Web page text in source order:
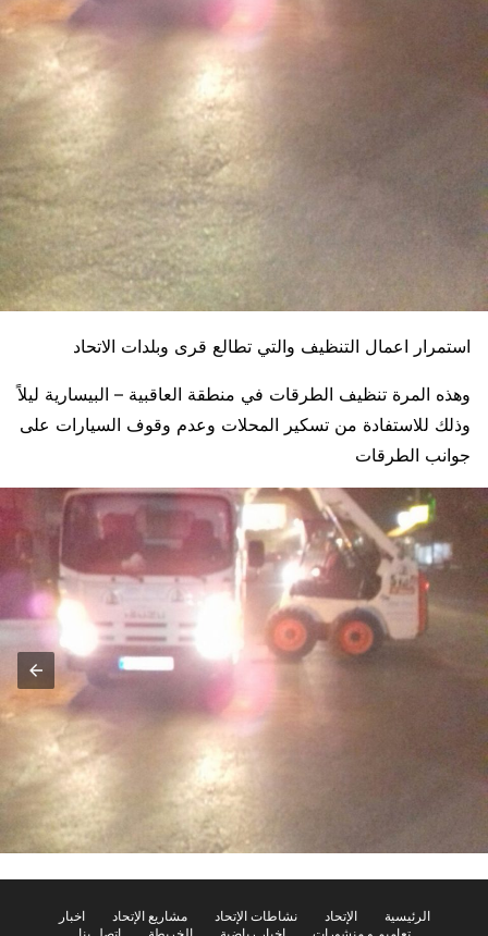
استمرار اعمال التنظيف والتي تطالع قرى وبلدات الاتحاد
وهذه المرة تنظيف الطرقات في منطقة العاقبية – البيسارية ليلاً
وذلك للاستفادة من تسكير المحلات وعدم وقوف السيارات على
جوانب الطرقات
الرئيسية الإتحاد نشاطات الإتحاد مشاريع الإتحاد
اخبار